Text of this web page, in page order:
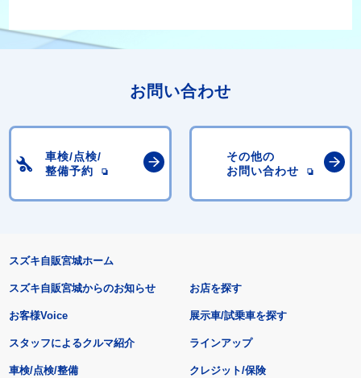
お問い合わせ
車検/点検/
整備予約
その他の
お問い合わせ
スズキ自販宮城ホーム
スズキ自販宮城からのお知らせ
お客様Voice
スタッフによるクルマ紹介
お店を探す
展示車/試乗車を探す
ラインアップ
車検/点検/整備 クレジット/保険